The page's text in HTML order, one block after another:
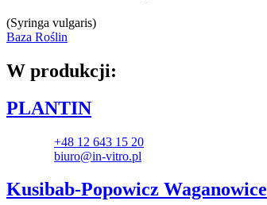
(Syringa vulgaris)
Baza Roślin
W produkcji:
PLANTIN
+48 12 643 15 20
biuro@in-vitro.pl
Kusibab-Popowicz Waganowice